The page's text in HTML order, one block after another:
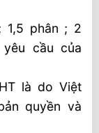
1,5 phân ; 2
cầu của
là do Việt
quyền và